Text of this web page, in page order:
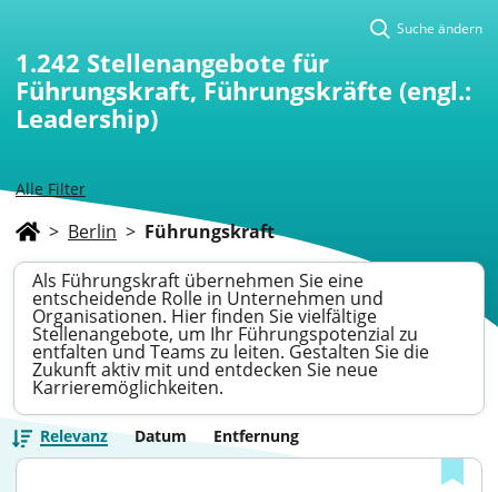
Alle Filter
Suche ändern
1.242 Stellenangebote für
Führungskraft, Führungskräfte (engl.:
Leadership)
> Berlin > Führungskraft
Als Führungskraft übernehmen Sie eine
entscheidende Rolle in Unternehmen und
Organisationen. Hier finden Sie vielfältige
Stellenangebote, um Ihr Führungspotenzial zu
entfalten und Teams zu leiten. Gestalten Sie die
Zukunft aktiv mit und entdecken Sie neue
Karrieremöglichkeiten.
Relevanz Datum Entfernung